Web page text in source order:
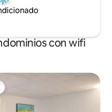
con wifi
huéspedes